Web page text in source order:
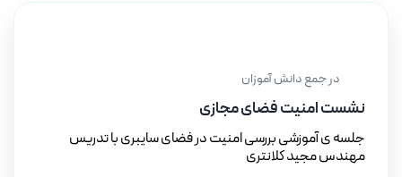
در جمع دانش آموزان
نشست امنیت فضای مجازی
جلسه ی آموزشی بررسی امنیت در فضای سایبری با تدریس
مهندس مجید کلانتری